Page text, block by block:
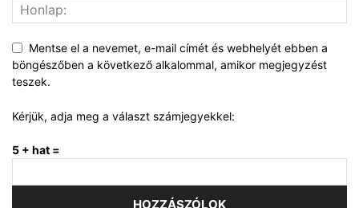
Mentse el a nevemet, e-mail címét és webhelyét ebben a
böngészőben a következő alkalommal, amikor megjegyzést
teszek.
Kérjük, adja meg a választ számjegyekkel:
5 + hat =